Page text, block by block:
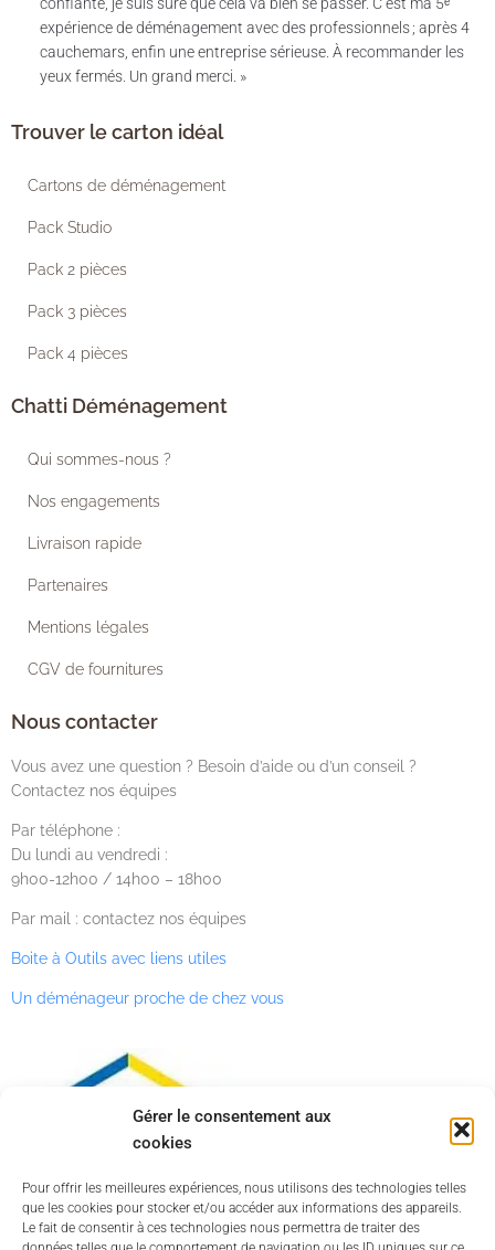
Gérer le consentement aux
cookies
Pour offrir les meilleures expériences, nous utilisons des technologies telles
que les cookies pour stocker et/ou accéder aux informations des appareils.
Le fait de consentir à ces technologies nous permettra de traiter des
expérience de déménagement avec des professionnels ; après 4
cauchemars, enfin une entreprise sérieuse. À recommander les
yeux fermés. Un grand merci. »
Trouver le carton idéal
Cartons de déménagement
Pack Studio
Pack 2 pièces
Pack 3 pièces
Pack 4 pièces
Chatti Déménagement
Qui sommes-nous ?
Nos engagements
Livraison rapide
Partenaires
Mentions légales
CGV de fournitures
Nous contacter
Vous avez une question ? Besoin d’aide ou d’un conseil ?
Contactez nos équipes
Par téléphone :
Du lundi au vendredi :
9h00-12h00 / 14h00 – 18h00
Par mail : contactez nos équipes
Boite à Outils avec liens utiles
Un déménageur proche de chez vous